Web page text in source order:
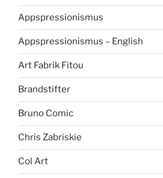
Appspressionismus
Appspressionismus – English
Art Fabrik Fitou
Brandstifter
Bruno Comic
Chris Zabriskie
Col Art